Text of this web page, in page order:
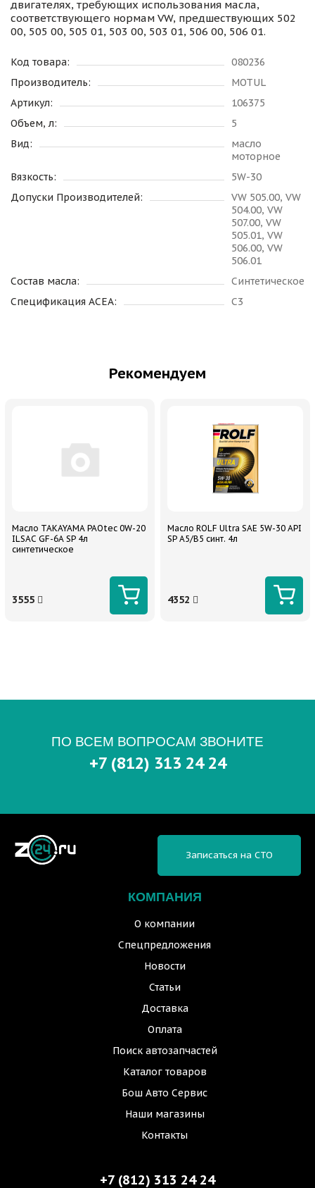
двигателях, требующих использования масла,
соответствующего нормам VW, предшествующих 502
00, 505 00, 505 01, 503 00, 503 01, 506 00, 506 01.
Код товара:
080236
Производитель:
MOTUL
Артикул:
106375
Объем, л:
5
Вид:
масло
моторное
Вязкость:
5W-30
Допуски Производителей:
VW 505.00, VW
504.00, VW
507.00, VW
505.01, VW
506.00, VW
506.01
Состав масла:
Синтетическое
Спецификация ACEA:
C3
Рекомендуем
Масло TAKAYAMA PAOtec 0W-20
ILSAC GF-6A SP 4л
синтетическое
3555
Масло ROLF Ultra SAE 5W-30 API
SP A5/B5 синт. 4л
4352
ПО ВСЕМ ВОПРОСАМ ЗВОНИТЕ
+7 (812) 313 24 24
КОМПАНИЯ
О компании
Спецпредложения
Новости
Статьи
Доставка
Оплата
Поиск автозапчастей
Каталог товаров
Бош Авто Сервис
Наши магазины
Контакты
Записаться на СТО
+7 (812) 313 24 24